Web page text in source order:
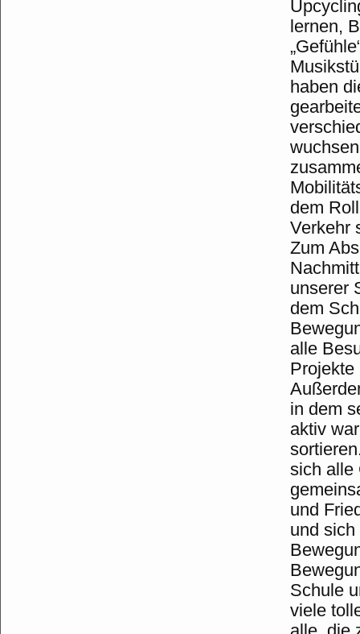
lernen,
haben
dem
Verkehr
Zum
unserer
dem
alle
Projekte
in dem
aktiv
sich alle
und
und
Schule
viele